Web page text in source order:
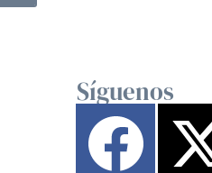
Síguenos